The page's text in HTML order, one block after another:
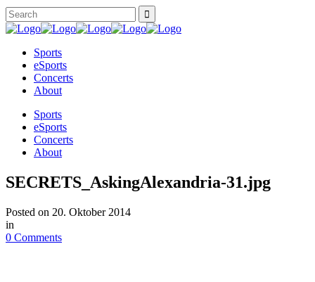
Sports
eSports
Concerts
About
Sports
eSports
Concerts
About
SECRETS_AskingAlexandria-31.jpg
Posted on 20. Oktober 2014
in
0 Comments